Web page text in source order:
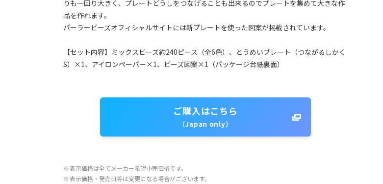
りも一回り大きく、プレートどうしをつなげることも出来るのでプレートを集めて大きな作
品を作れます。
パーラービーズオフィシャルサイトには新プレートを使った図案が掲載されています。
【セット内容】ミックスビーズ約240ピース（全6色）、とうめいプレート（つながるしかく
S）×1、アイロンペーパー×1、ビーズ図案×1（パッケージ台紙裏面）
ご購入はこちら
（Japan only）
※表示価格は全てメーカー希望小売価格です。
※表示価格・発売日等は変更になる場合がございます。